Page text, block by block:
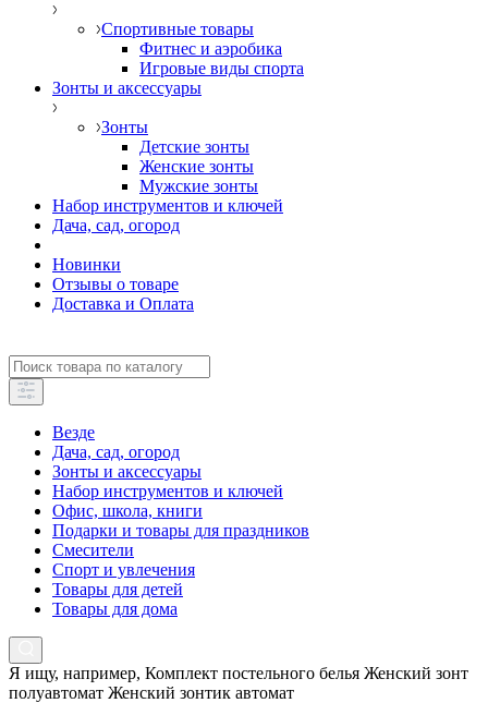
Спортивные товары
Фитнес и аэробика
Игровые виды спорта
Зонты и аксессуары
Зонты
Детские зонты
Женские зонты
Мужские зонты
Набор инструментов и ключей
Дача, сад, огород
Новинки
Отзывы о товаре
Доставка и Оплата
Везде
Дача, сад, огород
Зонты и аксессуары
Набор инструментов и ключей
Офис, школа, книги
Подарки и товары для праздников
Смесители
Спорт и увлечения
Товары для детей
Товары для дома
Я ищу, например, Комплект постельного белья Женский зонт
полуавтомат Женский зонтик автомат